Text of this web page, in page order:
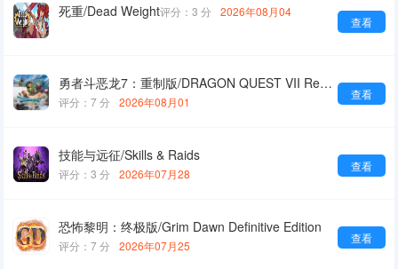
死重/Dead Weight
查看
评分：3 分 2026年08月04
勇者斗恶龙7：重制版/DRAGON QUEST VII Reimagined
查看
评分：7 分 2026年08月01
技能与远征/Skills & Raids
查看
评分：3 分 2026年07月28
恐怖黎明：终极版/Grim Dawn Definitive Edition
查看
评分：7 分 2026年07月25